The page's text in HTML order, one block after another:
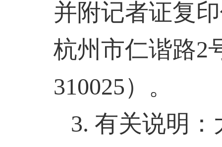
并附记者证复
杭州市仁谐路2
310025）。
3. 有关说明：